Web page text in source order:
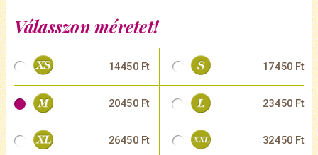
Válasszon méretet!
14450 Ft 17450 Ft
20450 Ft 23450 Ft
26450 Ft 32450 Ft